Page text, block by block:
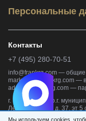
Персональные
Контакты
+7 (495) 280-70-51
общие
—
info@frankrg.com
—
marketing@frankrg.com
—
adsales@frankrg.com
г. Москва, вн.тер.г.
Ленинградский, д. 37, эт
Мы используем cookies,